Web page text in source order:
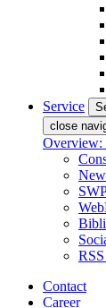
Service
close
Overview:
Contact
Career